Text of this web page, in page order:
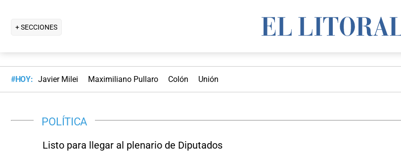
+ SECCIONES
#HOY: Javier Milei Maximiliano Pullaro Colón Unión
POLÍTICA
Listo para llegar al plenario de Diputados